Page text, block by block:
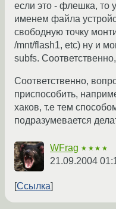
если это - флешка, то
именем файла
свободную точку
/mnt/flash1, etc) ну и
subfs.
Соответственно,
приспособить,
хаков, т.е тем
подразумевается
WFrag ★★★★
21.09.2004
Ссылка